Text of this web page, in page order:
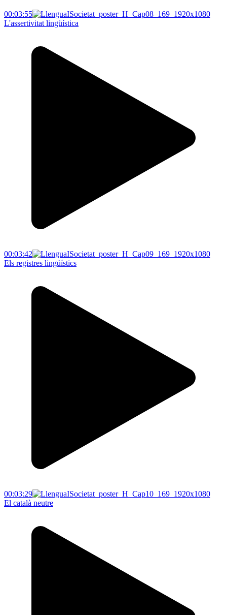
00:03:55
L'assertivitat lingüística
00:03:42
Els registres lingüístics
00:03:29
El català neutre